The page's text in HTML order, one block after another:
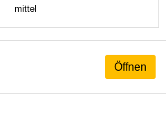
mittel
Öffnen